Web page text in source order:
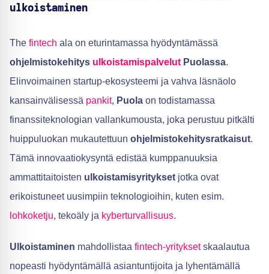
ulkoistaminen
The fintech ala on eturintamassa hyödyntämässä
ohjelmistokehitys ulkoistamispalvelut Puolassa.
Elinvoimainen startup-ekosysteemi ja vahva läsnäolo
kansainvälisessä pankit, Puola on todistamassa
finanssiteknologian vallankumousta, joka perustuu pitkälti
huippuluokan mukautettuun ohjelmistokehitysratkaisut.
Tämä innovaatiokysyntä edistää kumppanuuksia
ammattitaitoisten ulkoistamisyritykset jotka ovat
erikoistuneet uusimpiin teknologioihin, kuten esim.
lohkoketju, tekoäly ja kyberturvallisuus.
Ulkoistaminen mahdollistaa fintech-yrityksetskaalautua
nopeasti hyödyntämällä asiantuntijoita ja lyhentämällä